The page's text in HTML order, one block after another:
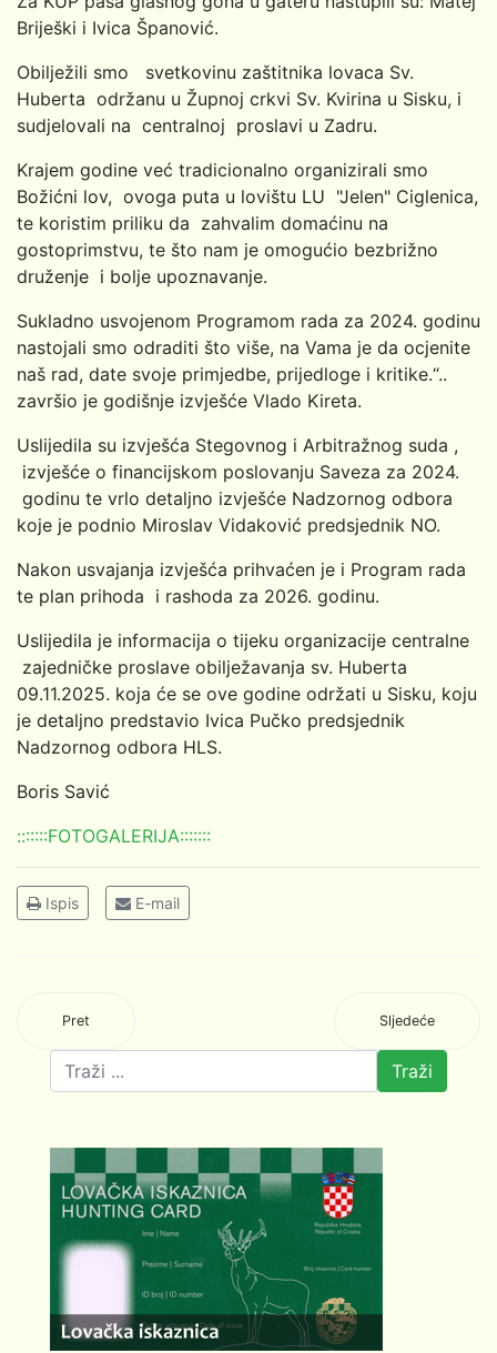
Briješki i Ivica Španović.
Obilježili smo svetkovinu zaštitnika lovaca Sv.
Huberta održanu u Župnoj crkvi Sv. Kvirina u Sisku, i
sudjelovali na centralnoj proslavi u Zadru.
Krajem godine već tradicionalno organizirali smo
Božićni lov, ovoga puta u lovištu LU "Jelen" Ciglenica,
te koristim priliku da zahvalim domaćinu na
gostoprimstvu, te što nam je omogućio bezbrižno
druženje i bolje upoznavanje.
Sukladno usvojenom Programom rada za 2024. godinu
nastojali smo odraditi što više, na Vama je da ocjenite
naš rad, date svoje primjedbe, prijedloge i kritike.“..
završio je godišnje izvješće Vlado Kireta.
Uslijedila su izvješća Stegovnog i Arbitražnog suda ,
izvješće o financijskom poslovanju Saveza za 2024.
godinu te vrlo detaljno izvješće Nadzornog odbora
koje je podnio Miroslav Vidaković predsjednik NO.
Nakon usvajanja izvješća prihvaćen je i Program rada
te plan prihoda i rashoda za 2026. godinu.
Uslijedila je informacija o tijeku organizacije centralne
zajedničke proslave obilježavanja sv. Huberta
09.11.2025. koja će se ove godine održati u Sisku, koju
je detaljno predstavio Ivica Pučko predsjednik
Nadzornog odbora HLS.
Boris Savić
:::::::FOTOGALERIJA:::::::
Ispis E-mail
Pret Sljedeće
Traži